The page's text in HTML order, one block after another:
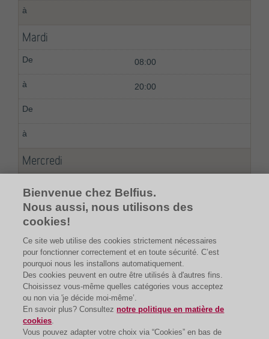
Mardi
08:00
20:00
Mercredi
20:00
Bienvenue chez Belfius.
Nous aussi, nous utilisons des
cookies!
Ce site web utilise des cookies strictement nécessaires
pour fonctionner correctement et en toute sécurité. C’est
pourquoi nous les installons automatiquement.
Des cookies peuvent en outre être utilisés à d'autres fins.
Choisissez vous-même quelles catégories vous acceptez
ou non via 'je décide moi-même’.
En savoir plus? Consulteznotre politique en matière de
cookies.
Vous pouvez adapter votre choix via “Cookies” en bas de